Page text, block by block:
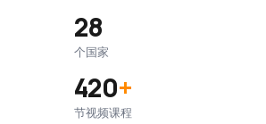
28
个国家
420+
节视频课程